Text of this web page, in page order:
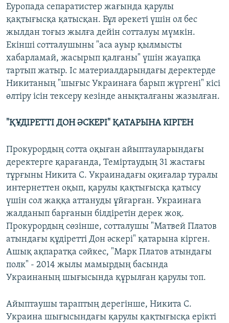
Еуропада сепаратистер жағында қарулы
қақтығысқа қатысқан. Бұл әрекеті үшін ол бес
жылдан тоғыз жылға дейін сотталуы мүмкін.
Екінші сотталушыны "аса ауыр қылмысты
хабарламай, жасырып қалғаны" үшін жауапқа
тартып жатыр. Іс материалдарындағы деректерде
Никитаның "шығыс Украинаға барып жүргені" кісі
өлтіру ісін тексеру кезінде анықталғаны жазылған.
"ҚҰДІРЕТТІ ДОН ӘСКЕРІ" ҚАТАРЫНА КІРГЕН
Прокурордың сотта оқыған айыптауларындағы
деректерге қарағанда, Теміртаудың 31 жастағы
тұрғыны Никита С. Украинадағы оқиғалар туралы
интернеттен оқып, қарулы қақтығысқа қатысу
үшін сол жаққа аттануды ұйғарған. Украинаға
жалданып барғанын білдіретін дерек жоқ.
Прокурордың сөзінше, сотталушы "Матвей Платов
атындағы құдіретті Дон әскері" қатарына кірген.
Ашық ақпаратқа сәйкес, "Марк Платов атындағы
полк" - 2014 жылы мамырдың басында
Украинаның шығысында құрылған қарулы топ.
Айыптаушы тараптың дерегінше, Никита С.
Украина шығысындағы қарулы қақтығысқа ерікті